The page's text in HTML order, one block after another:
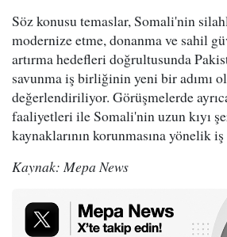
Söz konusu temaslar, Somali'nin
modernize etme, donanma ve sahil
artırma hedefleri doğrultusunda
savunma iş birliğinin yeni bir adımı
değerlendiriliyor. Görüşmelerde
faaliyetleri ile Somali'nin uzun kıyı
kaynaklarının korunmasına yönelik
Kaynak: Mepa News